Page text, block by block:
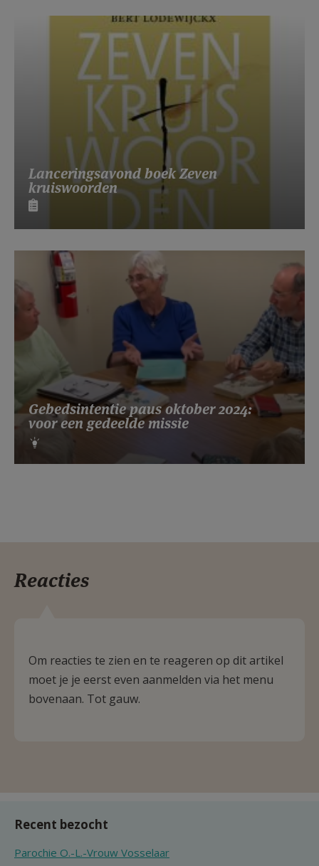
Lanceringsavond boek Zeven
kruiswoorden
Gebedsintentie paus oktober 2024:
voor een gedeelde missie
Reacties
Om reacties te zien en te reageren op dit artikel
moet je je eerst even aanmelden via het menu
bovenaan. Tot gauw.
Recent bezocht
Parochie O.-L.-Vrouw Vosselaar